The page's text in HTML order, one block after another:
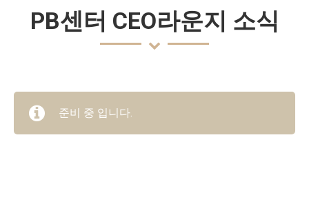
PB센터 CEO라운지 소식
준비 중 입니다.